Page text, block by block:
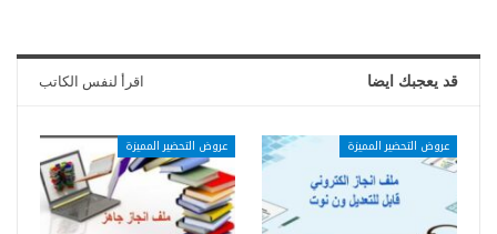
قد يعجبك ايضا اقرأ لنفس الكاتب
عروض التحضير المميزة عروض التحضير المميزة